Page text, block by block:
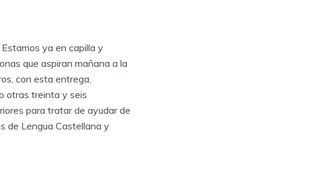
ya en capilla y
que aspiran mañana a la
con esta entrega,
otras treinta y seis
para tratar de ayudar de
de Lengua Castellana y